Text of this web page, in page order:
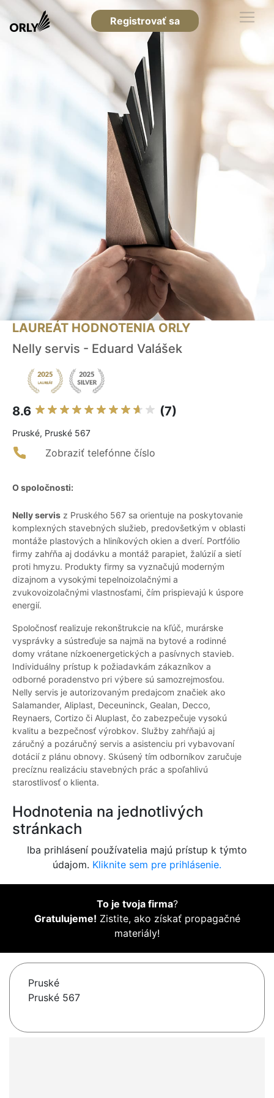
Registrovať sa
LAUREÁT HODNOTENIA ORLY
Nelly servis - Eduard Valášek
8.6 (7)
Pruské, Pruské 567
Zobraziť telefónne číslo
O spoločnosti:
Nelly servis z Pruského 567 sa orientuje na poskytovanie
komplexných stavebných služieb, predovšetkým v oblasti
montáže plastových a hliníkových okien a dverí. Portfólio
firmy zahŕňa aj dodávku a montáž parapiet, žalúzií a sietí
proti hmyzu. Produkty firmy sa vyznačujú moderným
dizajnom a vysokými tepelnoizolačnými a
zvukovoizolačnými vlastnosťami, čím prispievajú k úspore
energií.
Spoločnosť realizuje rekonštrukcie na kľúč, murárske
vysprávky a sústreďuje sa najmä na bytové a rodinné
domy vrátane nízkoenergetických a pasívnych stavieb.
Individuálny prístup k požiadavkám zákazníkov a
odborné poradenstvo pri výbere sú samozrejmosťou.
Nelly servis je autorizovaným predajcom značiek ako
Salamander, Aliplast, Deceuninck, Gealan, Decco,
Reynaers, Cortizo či Aluplast, čo zabezpečuje vysokú
kvalitu a bezpečnosť výrobkov. Služby zahŕňajú aj
záručný a pozáručný servis a asistenciu pri vybavovaní
dotácií z plánu obnovy. Skúsený tím odborníkov zaručuje
precíznu realizáciu stavebných prác a spoľahlivú
starostlivosť o klienta.
Hodnotenia na jednotlivých
stránkach
Iba prihlásení používatelia majú prístup k týmto
údajom. Kliknite sem pre prihlásenie.
To je tvoja firma?
Gratulujeme! Zistite, ako získať propagačné
materiály!
Pruské
Pruské 567